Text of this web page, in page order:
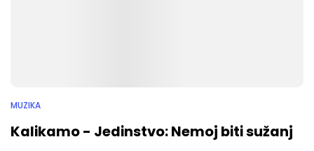
MUZIKA
Kalikamo - Jedinstvo: Nemoj biti sužanj